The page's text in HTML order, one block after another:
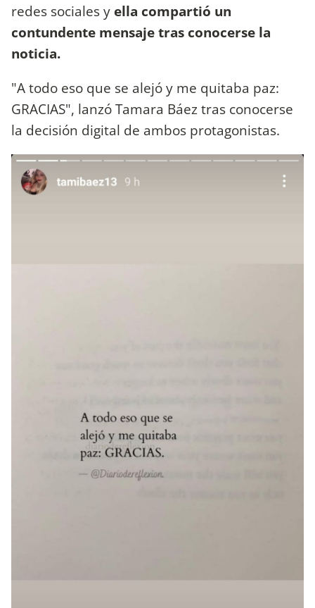
redes sociales y ella compartió un
contundente mensaje tras conocerse la
noticia.
"A todo eso que se alejó y me quitaba paz:
GRACIAS", lanzó Tamara Báez tras conocerse
la decisión digital de ambos protagonistas.